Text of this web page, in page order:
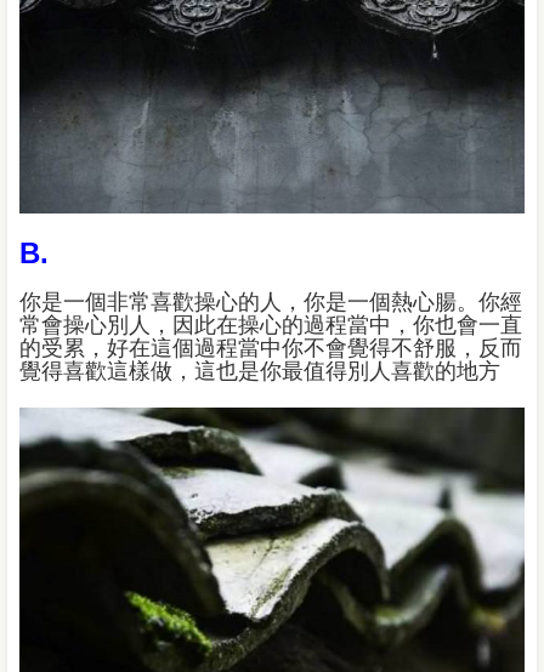
B.
你是一個非常喜歡操心的人，你是一個熱心腸。你經
常會操心別人，因此在操心的過程當中，你也會一直
的受累，好在這個過程當中你不會覺得不舒服，反而
覺得喜歡這樣做，這也是你最值得別人喜歡的地方